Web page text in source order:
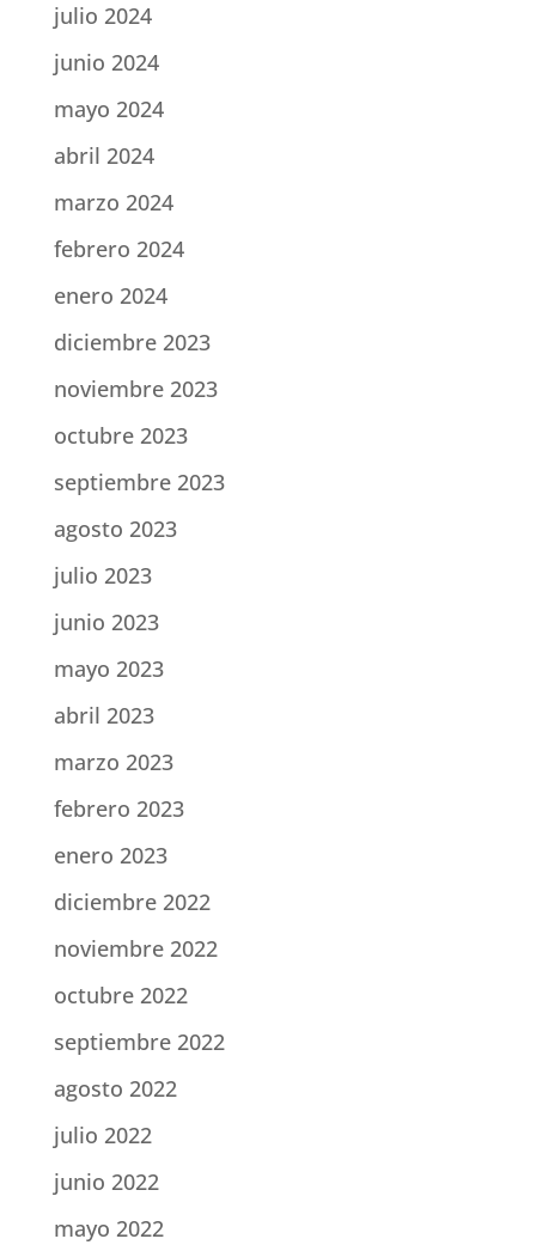
julio 2024
junio 2024
mayo 2024
abril 2024
marzo 2024
febrero 2024
enero 2024
diciembre 2023
noviembre 2023
octubre 2023
septiembre 2023
agosto 2023
julio 2023
junio 2023
mayo 2023
abril 2023
marzo 2023
febrero 2023
enero 2023
diciembre 2022
noviembre 2022
octubre 2022
septiembre 2022
agosto 2022
julio 2022
junio 2022
mayo 2022